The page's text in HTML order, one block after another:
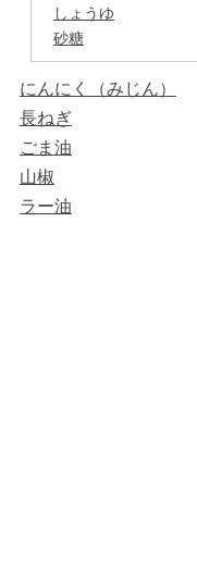
しょうゆ
砂糖
にんにく（みじん）
長ねぎ
ごま油
山椒
ラー油